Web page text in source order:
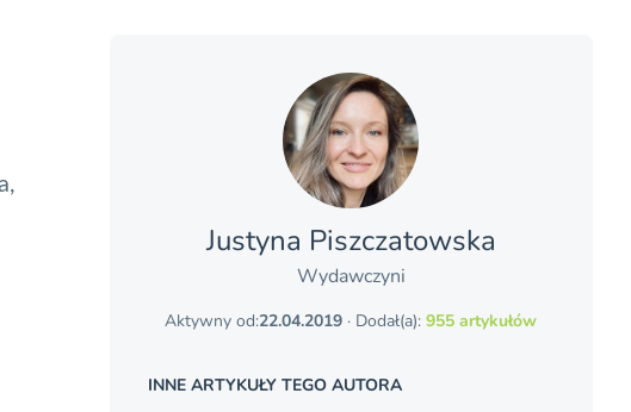
Justyna Piszczatowska
Wydawczyni
Aktywny od:22.04.2019 · Dodał(a):955 artykułów
INNE ARTYKUŁY TEGO AUTORA